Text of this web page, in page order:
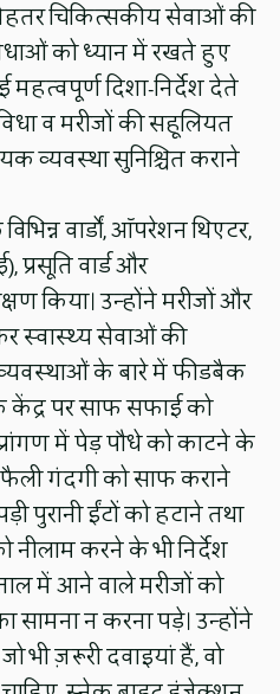
चिकित्सकीय सेवाओं की
को ध्यान में रखते हुए
दिशा-निर्देश देते
व मरीजों की सहूलियत
व्यवस्था सुनिश्चित कराने
वार्डों, ऑपरेशन थिएटर,
वार्ड और
किया। उन्होंने मरीजों और
स्वास्थ्य सेवाओं की
के बारे में फीडबैक
केंद्र पर साफ सफाई को
में पेड़ पौधे को काटने के
गंदगी को साफ कराने
पुरानी ईंटों को हटाने तथा
नीलाम करने के भी निर्देश
में आने वाले मरीजों को
सामना न करना पड़े। उन्होंने
भी ज़रूरी दवाइयां हैं, वो